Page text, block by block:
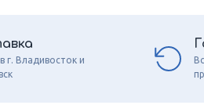
г. Владивосток и